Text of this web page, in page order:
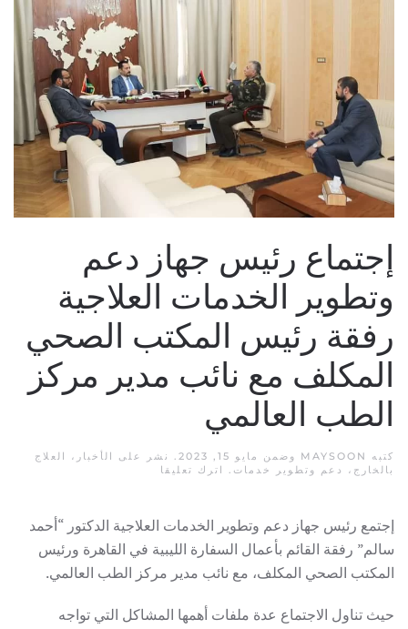
إجتماع رئيس جهاز دعم
وتطوير الخدمات العلاجية
رفقة رئيس المكتب الصحي
المكلف مع نائب مدير مركز
الطب العالمي
كتبه MAYSOON وضمن مايو 15, 2023 . نشر على الأخبار ،
العلاج
بالخارج ، دعم وتطوير خدمات اترك تعليقا
إجتمع رئيس جهاز دعم وتطوير الخدمات العلاجية الدكتور “أحمد
سالم” رفقة القائم بأعمال السفارة الليبية في القاهرة ورئيس
المكتب الصحي المكلف، مع نائب مدير مركز الطب العالمي.
حيث تناول الاجتماع عدة ملفات أهمها المشاكل التي تواجه